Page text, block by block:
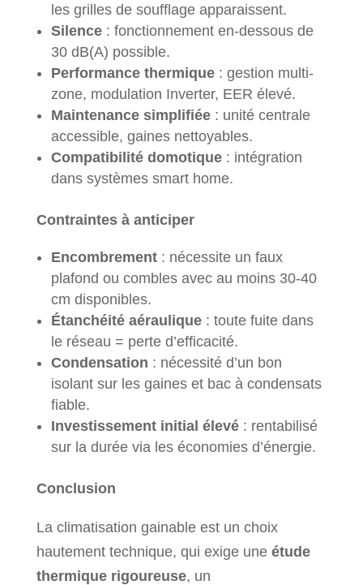
les grilles de soufflage apparaissent.
Silence: fonctionnement en-dessous de
30 dB(A) possible.
Performance thermique: gestion multi-
zone, modulation Inverter, EER élevé.
Maintenance simplifiée: unité centrale
accessible, gaines nettoyables.
Compatibilité domotique: intégration
dans systèmes smart home.
Contraintes à anticiper
Encombrement: nécessite un faux
plafond ou combles avec au moins 30-40
cm disponibles.
Étanchéité aéraulique: toute fuite dans
le réseau = perte d’efficacité.
Condensation : nécessité d’un bon
isolant sur les gaines et bac à condensats
fiable.
Investissement initial élevé: rentabilisé
sur la durée via les économies d’énergie.
Conclusion
La climatisation gainable est un choix
hautement technique, qui exige une étude
thermique rigoureuse, un